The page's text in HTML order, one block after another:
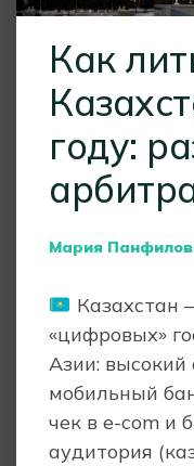
Как
году:
Posted
Мария
Казахстан
«цифровых»
Азии: высокий
мобильный
чек в e-com и
аудитория